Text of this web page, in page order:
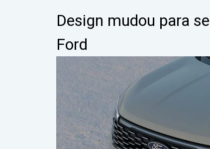
Design mudou para
Ford